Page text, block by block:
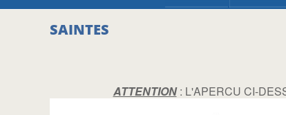
SAINTES
ATTENTION: L'APERCU CI-